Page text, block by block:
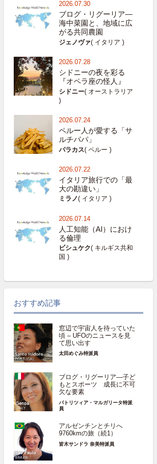
2026.07.30
ブログ・リグーリア―
海中菜園と、地域に広
がる共同農園
ジェノヴァ( イタリア )
2026.07.28
シドニーの夜を彩る
『オペラ座の怪人』
シドニー( オーストラリア
)
2026.07.24
ペルー人が愛する「サ
ルチパパ」
パラカス( ペルー )
2026.07.22
イタリア旅行での「最
大の勘違い」
ミラノ( イタリア )
2026.07.14
人工知能（AI）におけ
る倫理
ビシュケク( キルギス共和
国 )
おすすめ記事
窓辺で宇宙人を待っていた
頃 – UFOのニュースを見
て思い出す
太田めぐみ特派員
ブログ・リグーリア―子ど
もとスポーツ 成長に不可
欠な要素
パトリツィア・マルガリータ特派
員
アルゼンチンとチリへ
9760kmの旅（続1）
皆木サンドラ 奈美特派員